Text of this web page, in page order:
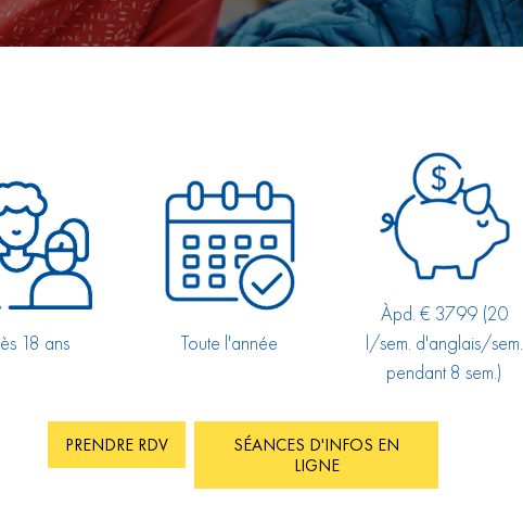
18 ans Toute l'année
Àpd. € 3799 (20
l/sem. d'anglais/sem.
pendant 8 sem.)
PRENDRE RDV
SÉANCES D'INFOS EN
LIGNE